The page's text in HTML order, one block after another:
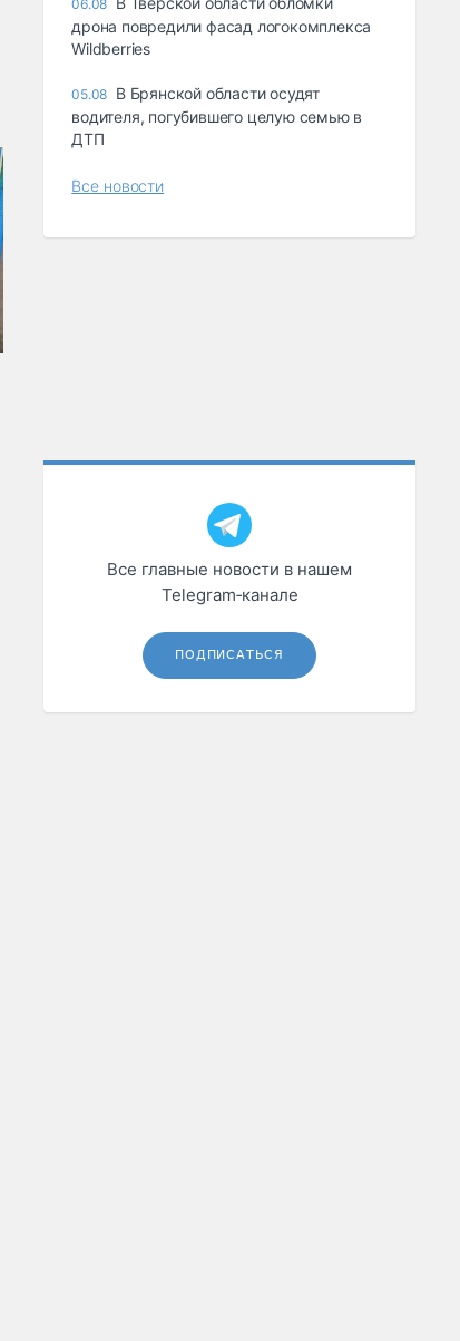
06.08
дрона повредили фасад логокомплекса
Wildberries
05.08 В Брянской области осудят
водителя, погубившего целую семью в
ДТП
Все новости
Все главные новости в нашем
Telegram‑канале
ПОДПИСАТЬСЯ